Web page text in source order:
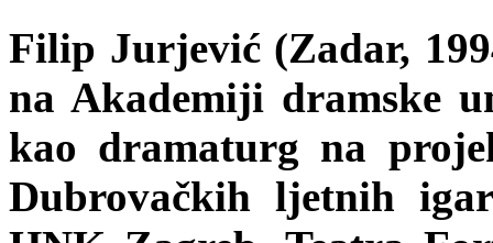
Filip Jurjević (Zadar,
na Akademiji dramske
kao dramaturg na
Dubrovačkih ljetnih